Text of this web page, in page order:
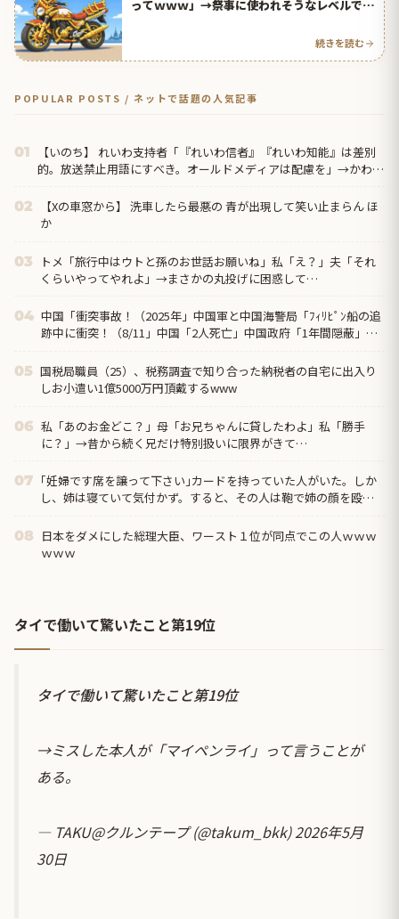
ってｗｗｗ」→祭事に使われそうなレベルで草
続きを読む
POPULAR POSTS / ネットで話題の人気記事
01
【いのち】 れいわ支持者「『れいわ信者』『れいわ知能』は差別
的。放送禁止用語にすべき。オールドメディアは配慮を」→かわり
02
【Xの車窓から】 洗車したら最悪の 青が出現して笑い止まらん ほ
か
03
トメ「旅行中はウトと孫のお世話お願いね」私「え？」夫「それ
くらいやってやれよ」→まさかの丸投げに困惑して…
04 中国「衝突事故！（2025年」中国軍と中国海警局「ﾌｨﾘﾋﾟﾝ船の追
跡中に衝突！（8/11」中国「2人死亡」中国政府「1年間隠蔽」日
05 国税局職員（25）、税務調査で知り合った納税者の自宅に出入り
しお小遣い1億5000万円頂戴するwww
06 私「あのお金どこ？」母「お兄ちゃんに貸したわよ」私「勝手
に？」→昔から続く兄だけ特別扱いに限界がきて…
07 ｢妊婦です席を譲って下さい｣カードを持っていた人がいた。しか
し、姉は寝ていて気付かず。すると、その人は鞄で姉の顔を殴っ
08
日本をダメにした総理大臣、ワースト１位が同点でこの人ｗｗｗ
ｗｗｗ
タイで働いて驚いたこと第19位
タイで働いて驚いたこと第19位
→ミスした本人が「マイペンライ」って言うことが
ある。
— TAKU@クルンテープ (@takum_bkk)2026年5月
30日